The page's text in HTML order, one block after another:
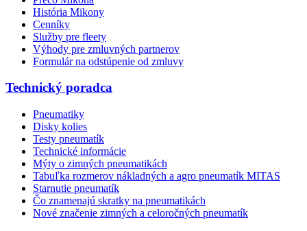
História Mikony
Cenníky
Služby pre fleety
Výhody pre zmluvných partnerov
Formulár na odstúpenie od zmluvy
Technický poradca
Pneumatiky
Disky kolies
Testy pneumatík
Technické informácie
Mýty o zimných pneumatikách
Tabuľka rozmerov nákladných a agro pneumatík MITAS
Starnutie pneumatík
Čo znamenajú skratky na pneumatikách
Nové značenie zimných a celoročných pneumatík